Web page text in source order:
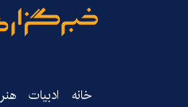
خانه ادبیات هنر